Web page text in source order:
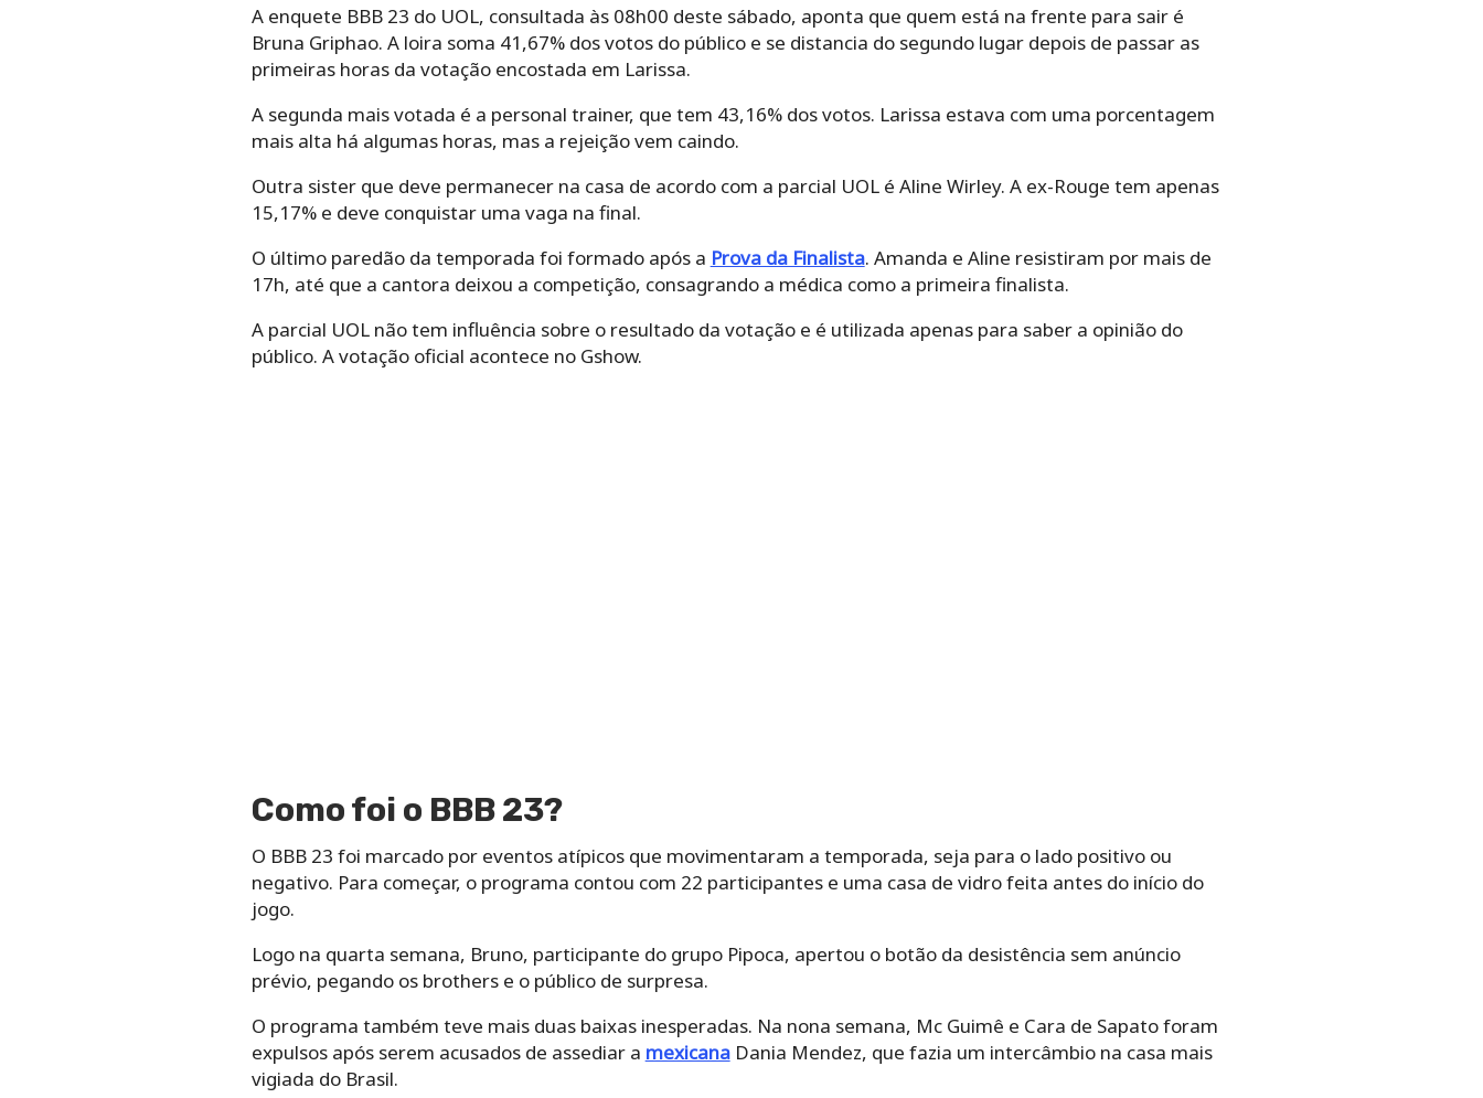
A enquete BBB 23 do UOL, consultada às 08h00 deste sábado, aponta que quem está na frente para sair é
Bruna Griphao. A loira soma 41,67% dos votos do público e se distancia do segundo lugar depois de passar as
primeiras horas da votação encostada em Larissa.
A segunda mais votada é a personal trainer, que tem 43,16% dos votos. Larissa estava com uma porcentagem
mais alta há algumas horas, mas a rejeição vem caindo.
Outra sister que deve permanecer na casa de acordo com a parcial UOL é Aline Wirley. A ex-Rouge tem apenas
15,17% e deve conquistar uma vaga na final.
O último paredão da temporada foi formado após a Prova da Finalista. Amanda e Aline resistiram por mais de
17h, até que a cantora deixou a competição, consagrando a médica como a primeira finalista.
A parcial UOL não tem influência sobre o resultado da votação e é utilizada apenas para saber a opinião do
público. A votação oficial acontece no Gshow.
Como foi o BBB 23?
O BBB 23 foi marcado por eventos atípicos que movimentaram a temporada, seja para o lado positivo ou
negativo. Para começar, o programa contou com 22 participantes e uma casa de vidro feita antes do início do
jogo.
Logo na quarta semana, Bruno, participante do grupo Pipoca, apertou o botão da desistência sem anúncio
prévio, pegando os brothers e o público de surpresa.
O programa também teve mais duas baixas inesperadas. Na nona semana, Mc Guimê e Cara de Sapato foram
expulsos após serem acusados de assediar a mexicanaDania Mendez, que fazia um intercâmbio na casa mais
vigiada do Brasil.